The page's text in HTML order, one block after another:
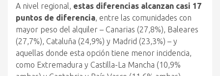
A nivel regional, estas diferencias alcanzan casi 17
puntos de diferencia, entre las comunidades con
mayor peso del alquiler – Canarias (27,8%), Baleares
(27,7%), Cataluña (24,9%) y Madrid (23,3%) – y
aquellas donde esta opción tiene menor incidencia,
como Extremadura y Castilla-La Mancha (10,9%